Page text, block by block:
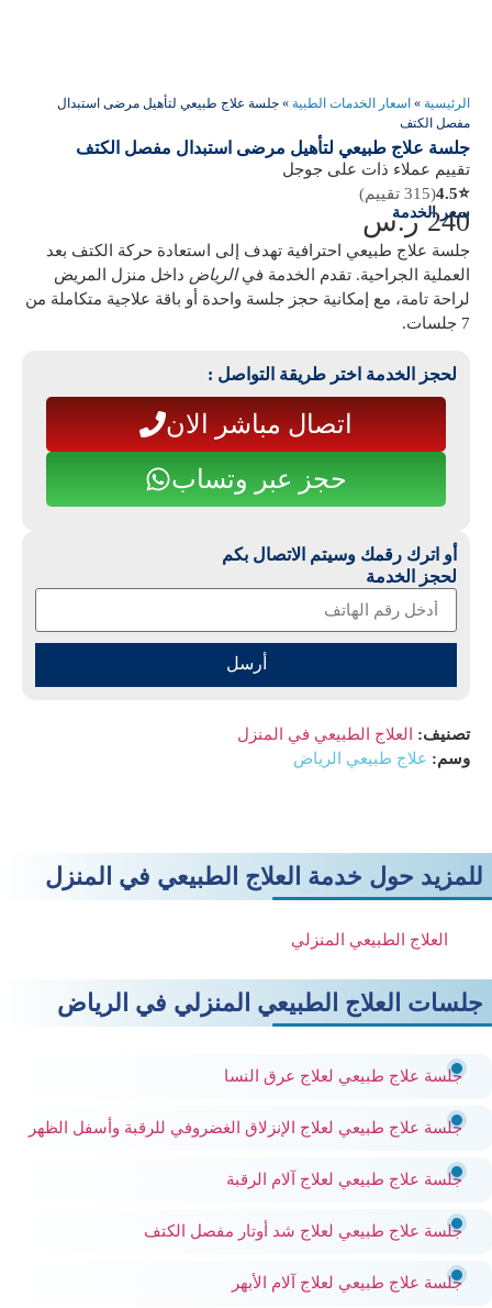
الرئيسية » اسعار الخدمات الطبية » جلسة علاج طبيعي لتأهيل مرضى استبدال
مفصل الكتف
جلسة علاج طبيعي لتأهيل مرضى استبدال مفصل الكتف
تقييم عملاء ذات على جوجل
⭐
4.5(315 تقييم)
سعر الخدمة
240 ر.س
جلسة علاج طبيعي احترافية تهدف إلى استعادة حركة الكتف بعد
العملية الجراحية. تقدم الخدمة فيالرياض داخل منزل المريض
لراحة تامة، مع إمكانية حجز جلسة واحدة أو باقة علاجية متكاملة من
7 جلسات.
لحجز الخدمة اختر طريقة التواصل :
اتصال مباشر الان
حجز عبر وتساب
أو اترك رقمك وسيتم الاتصال بكم
لحجز الخدمة
أرسل
تصنيف:
العلاج الطبيعي في المنزل
وسم: علاج طبيعي الرياض
للمزيد حول خدمة العلاج الطبيعي في المنزل
العلاج الطبيعي المنزلي
جلسات العلاج الطبيعي المنزلي في الرياض
جلسة علاج طبيعي لعلاج عرق النسا
جلسة علاج طبيعي لعلاج الإنزلاق الغضروفي للرقبة وأسفل الظهر
جلسة علاج طبيعي لعلاج آلام الرقبة
جلسة علاج طبيعي لعلاج شد أوتار مفصل الكتف
جلسة علاج طبيعي لعلاج آلام الأبهر